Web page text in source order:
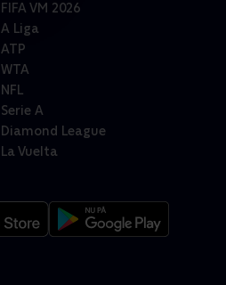
FIFA VM 2026
A Liga
ATP
WTA
NFL
Serie A
Diamond League
La Vuelta